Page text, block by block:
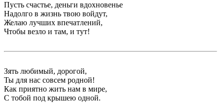
Пусть счастье, деньги вдохновенье
Надолго в жизнь твою войдут,
Желаю лучших впечатлений,
Чтобы везло и там, и тут!
Зять любимый, дорогой,
Ты для нас совсем родной!
Как приятно жить нам в мире,
С тобой под крышею одной.